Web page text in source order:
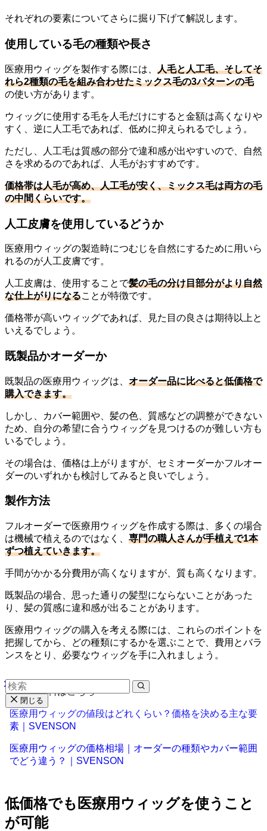
それぞれの要素についてさらに掘り下げて解説します。
使用している毛の種類や長さ
医療用ウィッグを製作する際には、 人毛と人工毛、そしてそ
れら2種類の毛を組み合わせたミックス毛の3パターンの毛
の使い方があります。
ウィッグに使用する毛を人毛だけにすると金額は高くなりや
すく、逆に人工毛であれば、低めに抑えられるでしょう。
ただし、人工毛は質感の部分で違和感が出やすいので、自然
さを求めるのであれば、人毛がおすすめです。
価格帯は人毛が高め、人工毛が安く、ミックス毛は両方の毛
の中間くらいです。
人工皮膚を使用しているどうか
医療用ウィッグの製造時につむじを自然にするために用いら
れるのが人工皮膚です。
人工皮膚は、使用することで髪の毛の分け目部分がより自然
な仕上がりになることが特徴です。
価格帯が高いウィッグであれば、見た目の良さは期待以上と
いえるでしょう。
既製品かオーダーか
既製品の医療用ウィッグは、 オーダー品に比べると低価格で
購入できます。
しかし、カバー範囲や、髪の色、質感などの調整ができない
ため、自分の希望に合うウィッグを見つけるのが難しい方も
いるでしょう。
その場合は、価格は上がりますが、セミオーダーかフルオー
ダーのいずれかも検討してみると良いでしょう。
製作方法
フルオーダーで医療用ウィッグを作成する際は、多くの場合
は機械で植えるのではなく、 専門の職人さんが手植えで1本
ずつ植えていきます。
手間がかかる分費用が高くなりますが、質も高くなります。
既製品の場合、思った通りの髪型にならないことがあった
り、髪の質感に違和感が出ることがあります。
医療用ウィッグの購入を考える際には、これらのポイントを
把握してから、どの種類にするかを選ぶことで、費用とバラ
ンスをとり、必要なウィッグを手に入れましょう。
▼参考資料はこちら
医療用ウィッグの値段はどれくらい？価格を決める主な要
素｜SVENSON
医療用ウィッグの価格相場｜オーダーの種類やカバー範囲
でどう違う？｜SVENSON
低価格でも医療用ウィッグを使うこと
が可能
閉じる